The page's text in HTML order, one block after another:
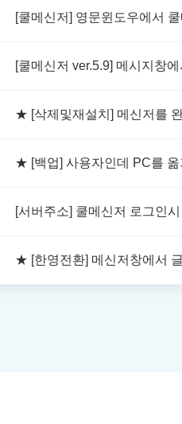
[쿨메신저] 영문윈도우에서
[쿨메신저 ver.5.9] 메시지창
★ [삭제및재설치] 메신저를
★ [백업] 사용자인데 PC를
[서버주소] 쿨메신저 로그인
★ [한영전환] 메신저창에서